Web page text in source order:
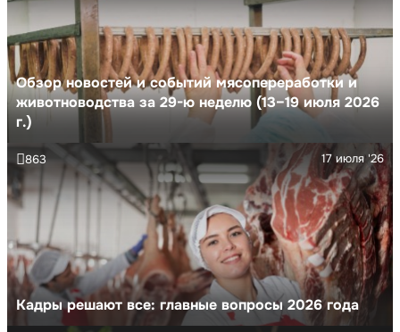
Обзор новостей и событий мясопереработки и
животноводства за 29-ю неделю (13–19 июля 2026
г.)
Кадры решают все: главные вопросы 2026 года
17 июля '26
863